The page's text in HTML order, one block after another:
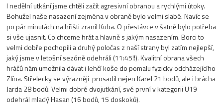
I nedělní utkání jsme chtěli začít agresivní obranou a rychlými útoky.
Bohužel naše nasazení zejména v obraně bylo velmi slabé. Navíc se
po pár minutách na hřišti zranil Kuba. O přestávce v šatně bylo potřeba
si vše ujasnit. Co chceme hrát a hlavně s jakým nasazením. Borci to
velmi dobře pochopili a druhý poločas z naší strany byl zatím nejlepší,
jaký jsme v letošní sezóně odehráli (11:45!!). Kvalitní obrana všech
hráčů nám umožnila dávat i lehčí koše do pomalu fyzicky odcházejícího
Zlína. Střelecky se výrazněji prosadil nejen Karel 21 bodů, ale i brácha
Jarda 28 bodů. Velmi dobré dvojutkání, své první v kategorii U19
odehrál mladý Hasan (16 bodů, 15 doskoků).